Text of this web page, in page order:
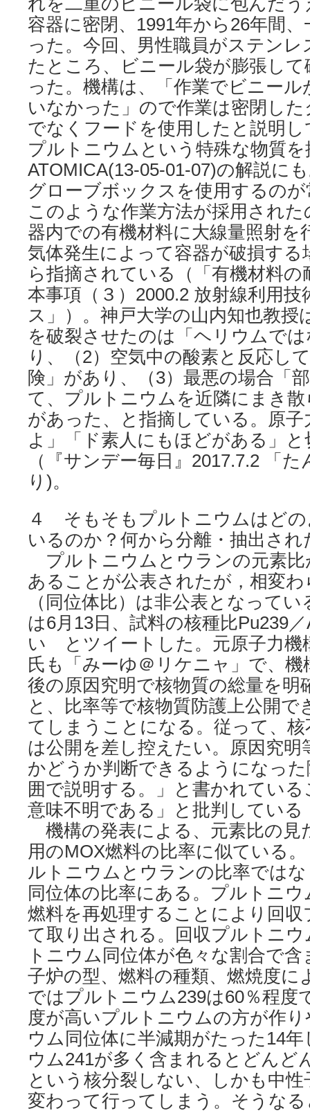
容器に密閉、1991年から26年間
った。今回、男性職員がステン
たところ、ビニール袋が膨張し
った。機構は、「作業でビニー
いなかった」ので作業は密閉し
でなくフードを使用したと説明
プルトニウムという特殊な物質
ATOMICA(13-05-01-07)の解説に
グローブボックスを使用するの
このような作業方法が採用され
器内での有機材料に大線量照射を
気体発生によって容器が破損す
ら指摘されている（「有機材料
本事項（３）2000.2 放射線利用技
ス」）。神戸大学の山内知也教授
を破裂させたのは「ヘリウムで
り、（2）空気中の酸素と反応し
険」があり、（3）最悪の場合「
て、プルトニウムを近隣にまき
があった、と指摘している。原
よ」「ド素人にもほどがある」
（『サンデー毎日』2017.7.2 「
り)。
４ そもそもプルトニウムはどの
いるのか？何から分離・抽出され
プルトニウムとウランの元素比
あることが公表されたが，相変
（同位体比）は非公表となって
は6月13日、試料の核種比Pu239
い とツイートした。元原子力機
氏も「みーゆ＠リケニャ」で、機
後の原因究明で核物質の総量を
と、比率等で核物質防護上公開で
てしまうことになる。従って、
は公開を差し控えたい。原因究
かどうか判断できるようになっ
囲で説明する。」と書かれてい
意味不明である」と批判している
機構の発表による、元素比の見
用のMOX燃料の比率に似ている
ルトニウムとウランの比率では
同位体の比率にある。プルトニ
燃料を再処理することにより回
て取り出される。回収プルトニ
トニウム同位体が色々な割合で
子炉の型、燃料の種類、燃焼度に
ではプルトニウム239は60％程度
度が高いプルトニウムの方が作
ウム同位体に半減期がたった14
ウム241が多く含まれるとどんど
という核分裂しない、しかも中
変わって行ってしまう。そうな